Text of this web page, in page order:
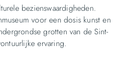
bezienswaardigheden.
voor een dosis kunst en
grotten van de Sint-
ervaring.